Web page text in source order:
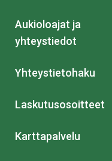
Aukioloajat ja
yhteystiedot
Yhteystietohaku
Laskutusosoitteet
Karttapalvelu